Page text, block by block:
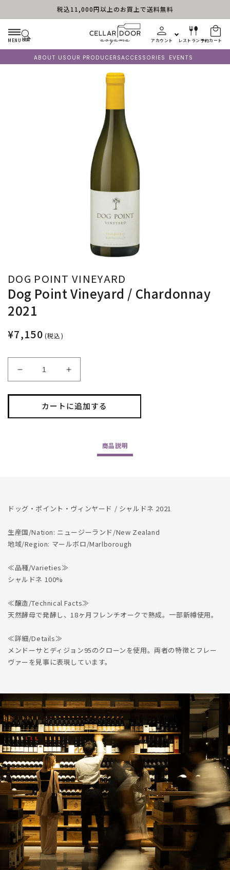
コンテンツに進む税込11,000円以上のお買上で送料無料
MENU 検索 アカウント レストラン予約カート
ABOUT US OUR PRODUCERSACCESSORIES EVENTS
DOG POINT VINEYARD
Dog Point Vineyard / Chardonnay
2021
¥7,150 (税込)
Point
Vineyard
Chardonnay
す
Dog
Point
Vineyard
/
Chardonnay
す
カートに追加する
商品説明
ドッグ・ポイント・ヴィンヤード / シャルドネ 2021
生産国/Nation: ニュージーランド/New Zealand
地域/Region: マールボロ/Marlborough
≪品種/Varieties≫
シャルドネ 100%
≪醸造/Technical Facts≫
天然酵母で発酵し、18ヶ月フレンチオークで熟成。一部新樽使用。
≪詳細/Details≫
メンドーサとディジョン95のクローンを使用。両者の特徴とフレー
ヴァーを見事に表現しています。